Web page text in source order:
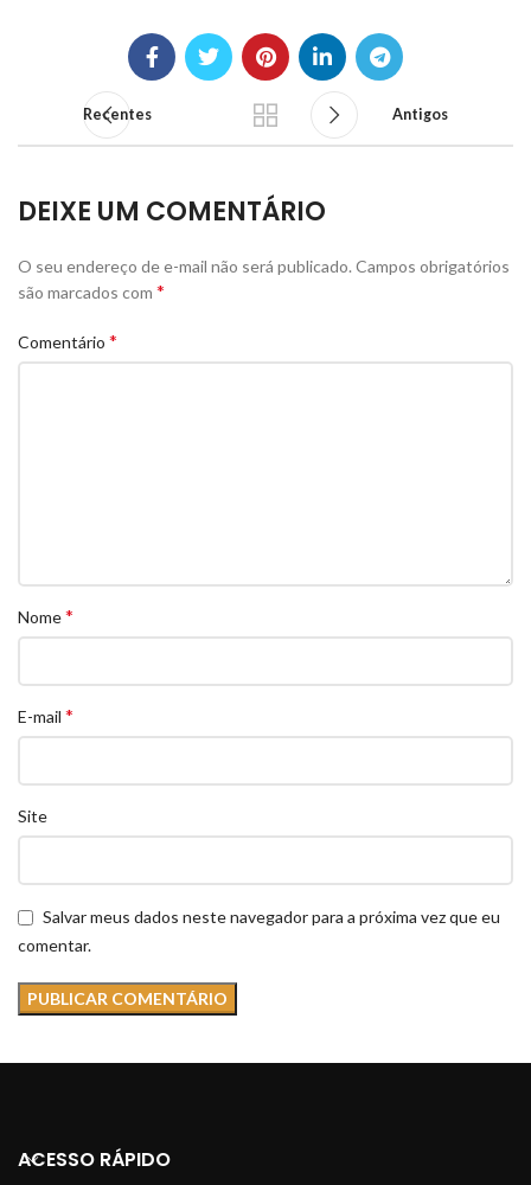
Recentes Antigos
DEIXE UM COMENTÁRIO
O seu endereço de e-mail não será publicado. Campos obrigatórios
são marcados com *
Comentário *
Nome*
E-mail *
Site
Salvar meus dados neste navegador para a próxima vez que eu
comentar.
ACESSO RÁPIDO